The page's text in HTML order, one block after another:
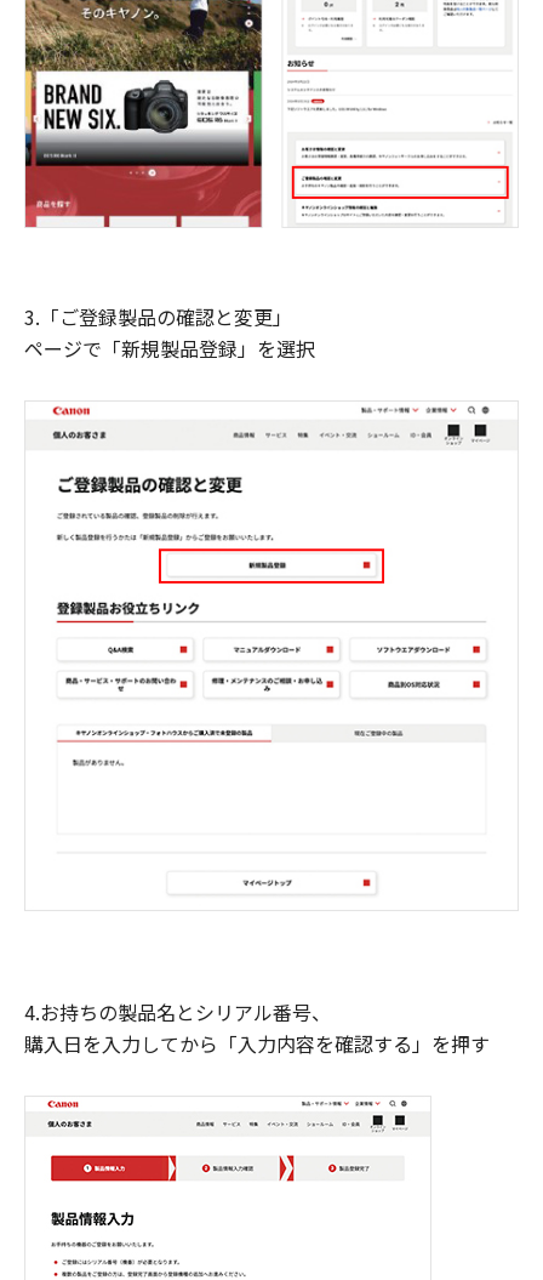
3.「ご登録製品の確認と変更」
ページで「新規製品登録」を選択
4.お持ちの製品名とシリアル番号、
購入日を入力してから「入力内容を確認する」を押す